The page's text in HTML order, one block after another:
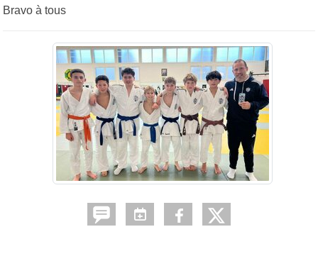
Bravo à tous